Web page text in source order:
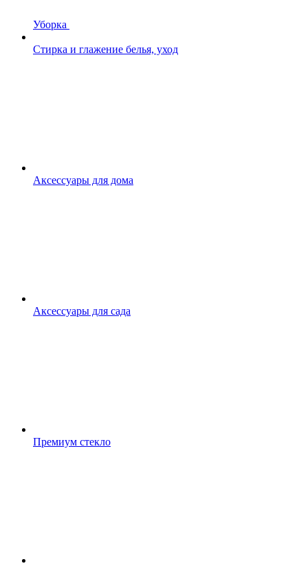
Уборка
Стирка и глажение белья, уход
Аксессуары для дома
Аксессуары для сада
Премиум стекло